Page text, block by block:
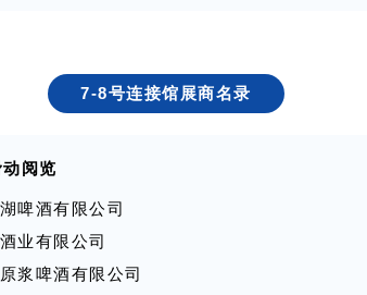
贸有限公司
易（上海）有限公司
际贸易有限公司
)健康发展有限公司
股份有限公司
外贸与外国投资总署
7-8号连接馆展商名录
阅览
啤酒有限公司
业有限公司
浆啤酒有限公司